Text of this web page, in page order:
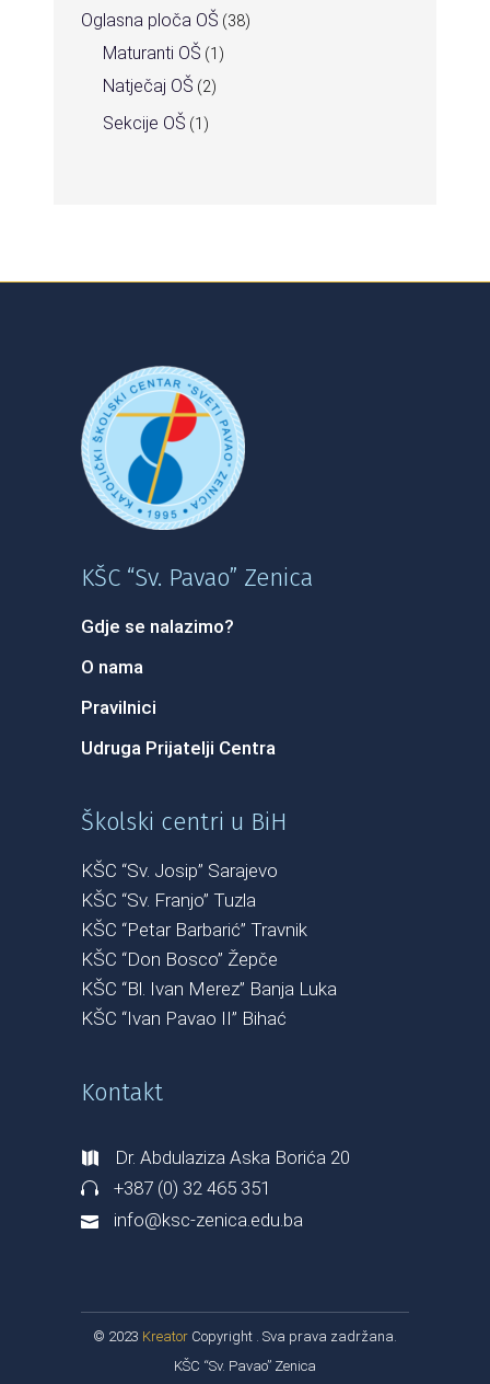
Oglasna ploča OŠ (38)
Maturanti OŠ (1)
Natječaj OŠ (2)
Sekcije OŠ (1)
KŠC “Sv. Pavao” Zenica
Gdje se nalazimo?
O nama
Pravilnici
Udruga Prijatelji Centra
Školski centri u BiH
KŠC “Sv. Josip” Sarajevo
KŠC “Sv. Franjo” Tuzla
KŠC “Petar Barbarić” Travnik
KŠC “Don Bosco” Žepče
KŠC “Bl. Ivan Merez” Banja Luka
KŠC “Ivan Pavao II” Bihać
Kontakt
Dr. Abdulaziza Aska Borića 20
+387 (0) 32 465 351
info@ksc-zenica.edu.ba
© 2023 Kreator Copyright . Sva prava zadržana.
KŠC “Sv. Pavao” Zenica